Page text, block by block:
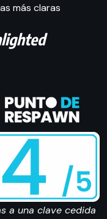
más claras
a una clave cedida